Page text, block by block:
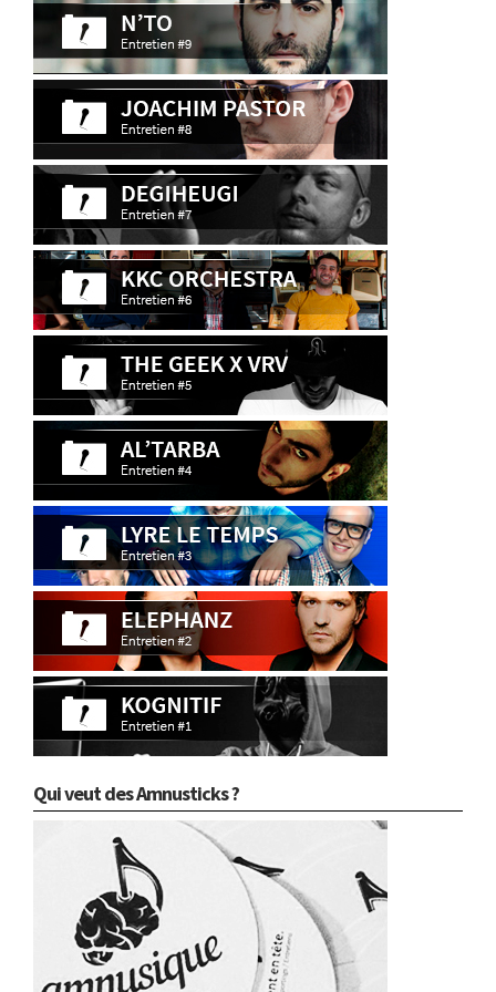
Qui veut des Amnusticks ?